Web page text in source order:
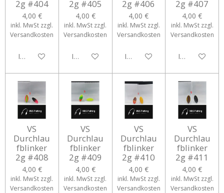
2g #404
4,00 €
inkl. MwSt zzgl.
Versandkosten
In den Warenkorb
2g #405
4,00 €
inkl. MwSt zzgl.
Versandkosten
In den Warenkorb
2g #406
4,00 €
inkl. MwSt zzgl.
Versandkosten
In den Warenkorb
2g #407
4,00 €
inkl. MwSt zzgl.
Versandkosten
In den
VS
Durchlau
fblinker
2g #408
4,00 €
inkl. MwSt zzgl.
Versandkosten
VS
Durchlau
fblinker
2g #409
4,00 €
inkl. MwSt zzgl.
Versandkosten
VS
Durchlau
fblinker
2g #410
4,00 €
inkl. MwSt zzgl.
Versandkosten
VS
Durchlau
fblinker
2g #411
4,00 €
inkl. MwSt zzgl.
Versandkosten